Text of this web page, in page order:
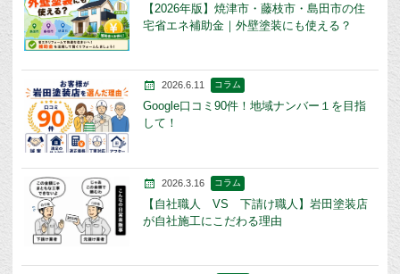
【2026年版】焼津市・藤枝市・島田市の住
宅省エネ補助金｜外壁塗装にも使える？
2026.6.11 コラム
Google口コミ90件！地域ナンバー１を目指
して！
2026.3.16 コラム
【自社職人 VS 下請け職人】岩田塗装店
が自社施工にこだわる理由